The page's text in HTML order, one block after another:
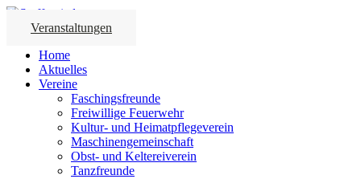
Veranstaltungen
Home
Aktuelles
Vereine
Faschingsfreunde
Freiwillige Feuerwehr
Kultur- und Heimatpflegeverein
Maschinengemeinschaft
Obst- und Keltereiverein
Tanzfreunde